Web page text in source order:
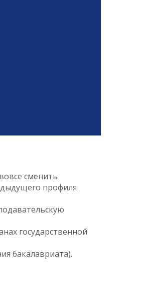
сменить
профиля
государственной
бакалавриата).